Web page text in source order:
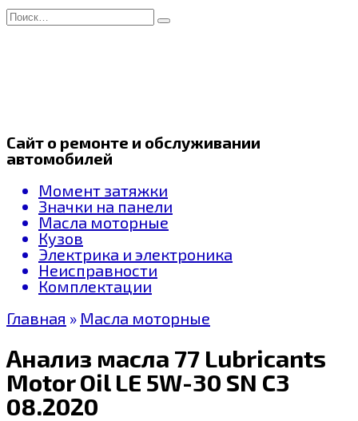
Перейти
к
Search
for:
Сайт о ремонте и обслуживании
автомобилей
Момент затяжки
Значки на панели
Масла моторные
Кузов
Электрика и электроника
Неисправности
Комплектации
Главная » Масла моторные
Анализ масла 77 Lubricants
Motor Oil LE 5W-30 SN C3
08.2020